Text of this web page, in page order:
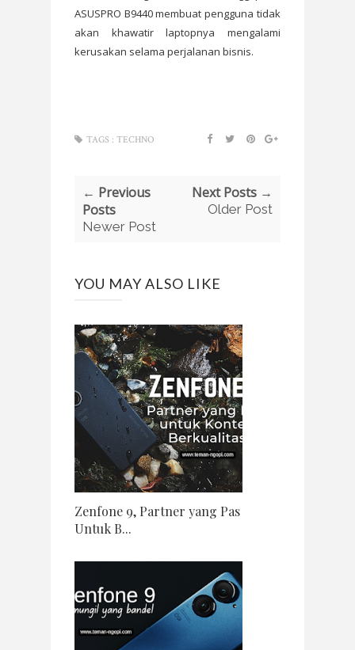
ASUSPRO B9440 membuat pengguna tidak
akan khawatir laptopnya mengalami
kerusakan selama perjalanan bisnis.
TAGS : TECHNO
← Previous
Posts
Newer Post
Next Posts →
Older Post
YOU MAY ALSO LIKE
Zenfone 9, Partner yang Pas
Untuk B...